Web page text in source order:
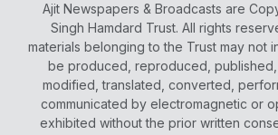
Ajit Newspapers & Broadcasts are
Singh Hamdard Trust. All rights
materials belonging to the Trust may not
be produced, reproduced, published,
modified, translated, converted,
communicated by electromagnetic or
exhibited without the prior written